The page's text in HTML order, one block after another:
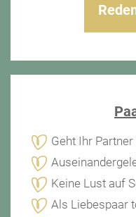
Geht Ihr
Keine Lust auf
Als Liebespaar